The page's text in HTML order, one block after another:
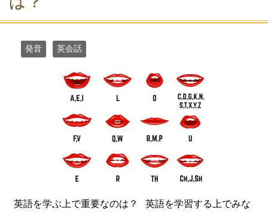
発音 英会話
英語を学ぶ上で重要なのは？ 英語を学習する上でみな